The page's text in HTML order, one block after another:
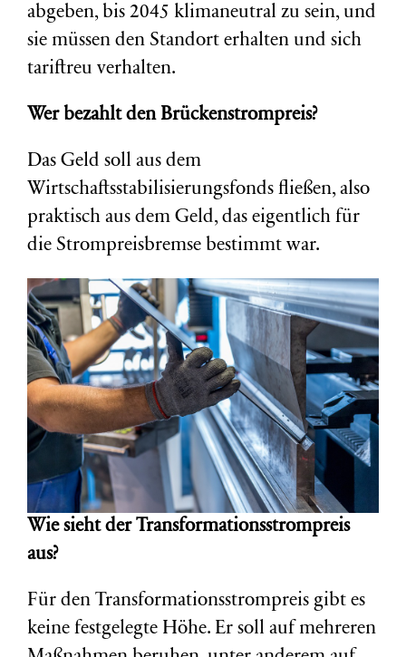
abgeben, bis 2045 klimaneutral zu sein, und
sie müssen den Standort erhalten und sich
tariftreu verhalten.
Wer bezahlt den Brückenstrompreis?
Das Geld soll aus dem
Wirtschaftsstabilisierungsfonds fließen, also
praktisch aus dem Geld, das eigentlich für
die Strompreisbremse bestimmt war.
Wie sieht der Transformationsstrompreis
aus?
Für den Transformationsstrompreis gibt es
keine festgelegte Höhe. Er soll auf mehreren